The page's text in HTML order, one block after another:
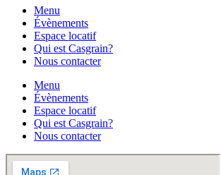
Menu
Évènements
Espace locatif
Qui est Casgrain?
Nous contacter
Menu
Évènements
Espace locatif
Qui est Casgrain?
Nous contacter